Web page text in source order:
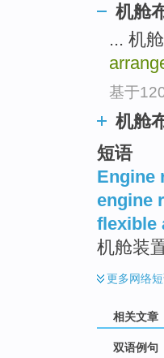
机舱
... 机
基于
机舱
短语
Engine
engine
flexible
机舱装
更多网络
相关文章
双语例句